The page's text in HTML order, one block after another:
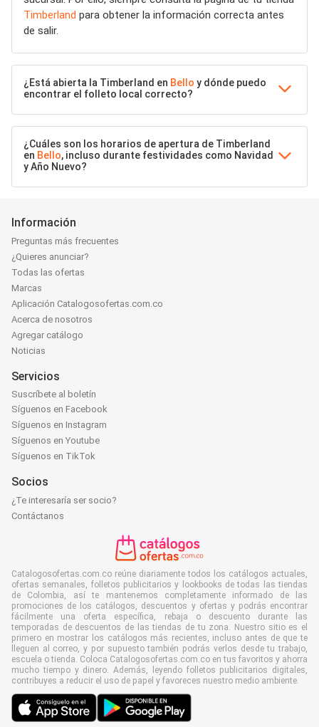
Timberland para obtener la información correcta antes
de salir.
¿Está abierta la Timberland en Bello y dónde puedo
encontrar el folleto local correcto?
¿Cuáles son los horarios de apertura de Timberland
en Bello, incluso durante festividades como Navidad
y Año Nuevo?
Información
Preguntas más frecuentes
¿Quieres anunciar?
Todas las ofertas
Marcas
Aplicación Catalogosofertas.com.co
Acerca de nosotros
Agregar catálogo
Noticias
Servicios
Suscríbete al boletín
Síguenos en Facebook
Síguenos en Instagram
Síguenos en Youtube
Síguenos en TikTok
Socios
¿Te interesaría ser socio?
Contáctanos
Catalogosofertas.com.co reúne diariamente todos los catálogos actuales,
ofertas semanales, folletos publicitarios y lookbooks de todas las tiendas
de Colombia, así te mantenemos completamente informado de las
promociones de los catálogos, descuentos y ofertas y podrás encontrar
fácilmente una oferta específica, rebaja o descuento durante las
temporadas de descuentos de las tiendas de tu zona. Nuestro sitio es el
primero en mostrar los catálogos más recientes, incluso antes de que te
lleguen al correo, y por supuesto también podrás verlos desde tu trabajo,
escuela o tienda. Coloca Catalogosofertas.com.co en tus favoritos y ahorra
mucho tiempo y dinero. Además, leyendo folletos publicitarios digitales,
contribuyes a reducir el uso de papel y favoreces nuestro medio ambiente.